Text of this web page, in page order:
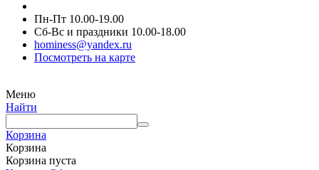
Пн-Пт 10.00-19.00
Сб-Вс и праздники 10.00-18.00
hominess@yandex.ru
Посмотреть на карте
Меню
Найти
Корзина
Корзина
Корзина пуста